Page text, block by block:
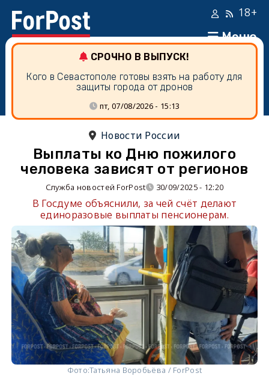
Меню
18+
СРОЧНО В ВЫПУСК!
Кого в Севастополе готовы взять на работу для
защиты города от дронов
пт, 07/08/2026 - 15:13
Новости России
Выплаты ко Дню пожилого
человека зависят от регионов
Служба новостей ForPost 30/09/2025 - 12:20
В Госдуме объяснили, за чей счёт делают
единоразовые выплаты пенсионерам.
Фото:Татьяна Воробьёва / ForPost